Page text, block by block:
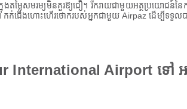
ងតម្លៃសមរម្យមិនគួរឱ្យជឿ។ រីករាយជាមួយអត្ថប្រយោជ
ក់ជើងហោះហើរថោករបស់អ្នកជាមួយ Airpaz ដើម្បីទទួ
International Airport ទៅ